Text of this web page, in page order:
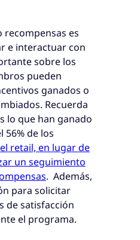
es
e interactuar con
sobre los
pueden
ganados o
Recuerda
lo que han ganado
56% de los
el retail, en lugar de
un seguimiento
. Además,
para solicitar
de satisfacción
el programa.